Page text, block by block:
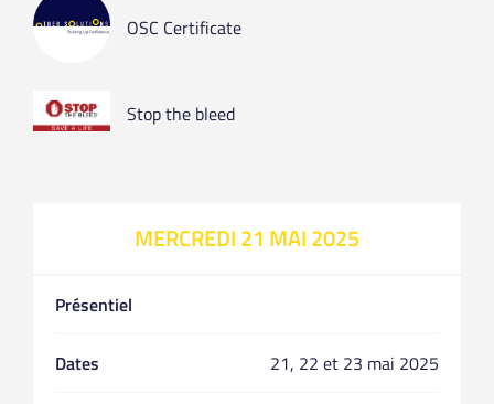
OSC Certificate
Stop the bleed
MERCREDI 21 MAI 2025
Présentiel
Dates 21, 22 et 23 mai 2025